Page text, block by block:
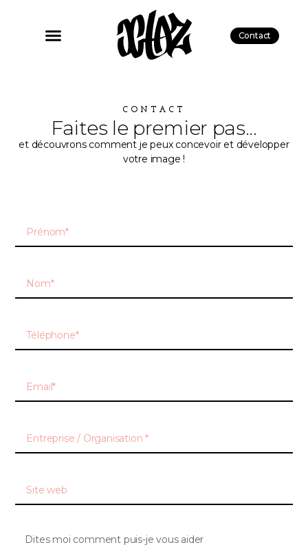
Contact
CONTACT
Faites le premier pas...
et découvrons comment je peux concevoir et développer
votre image !